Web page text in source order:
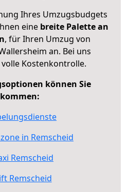
Ihres Umzugsbudgets
eine breite Palette an
, für Ihren Umzug von
an. Bei uns
Kostenkontrolle.
können Sie
in Remscheid
Remscheid
Remscheid